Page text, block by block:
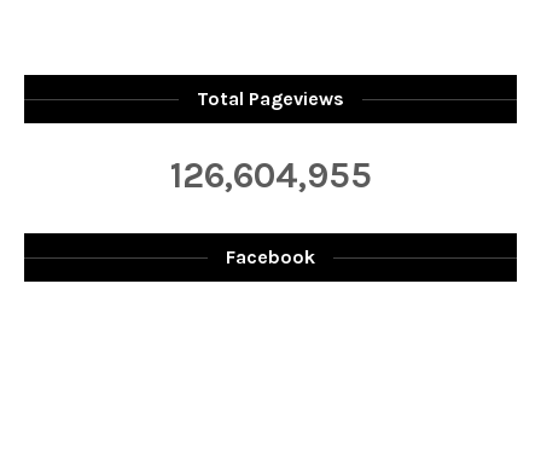
Total Pageviews
126,604,955
Facebook